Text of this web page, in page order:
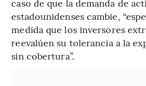
caso de que la demanda de
estadounidenses cambie,
medida que los inversores
reevalúen su tolerancia a la
sin cobertura”.